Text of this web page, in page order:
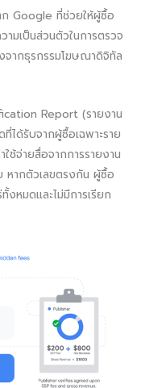
Google ที่ช่วยให้ผู้ซื้อ
มเป็นส่วนตัวในการตรวจ
จากธุรกรรมโฆษณาดิจิทัล
Report (รายงาน
ได้รับจากผู้ซื้อเฉพาะราย
ช้จ่ายสื่อจากการรายงาน
หากตัวเลขตรงกัน ผู้ซื้อ
งหมดและไม่มีการเรียก